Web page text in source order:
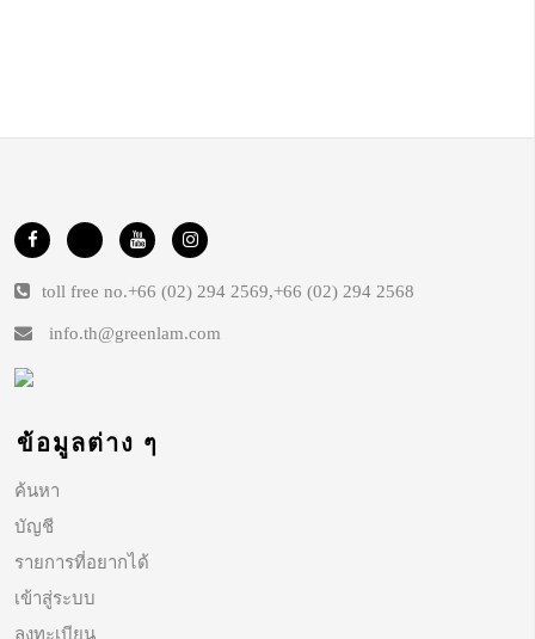
toll free no.+66 (02) 294 2569,+66 (02) 294 2568
info.th@greenlam.com
ข้อมูลต่าง ๆ
ค้นหา
บัญชี
รายการที่อยากได้
เข้าสู่ระบบ
ลงทะเบียน